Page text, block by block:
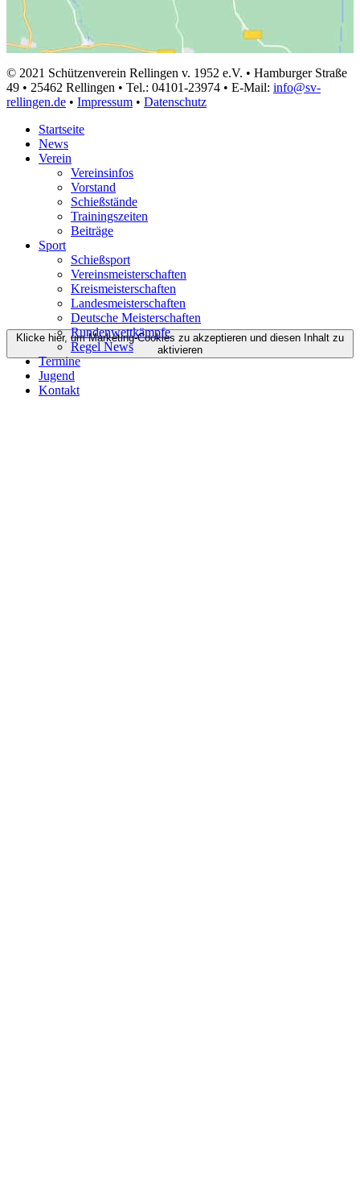
Klicke hier, um Marketing-Cookies zu akzeptieren und diesen Inhalt zu
aktivieren
© 2021 Schützenverein Rellingen v. 1952 e.V. • Hamburger Straße
49 • 25462 Rellingen • Tel.: 04101-23974 • E-Mail: info@sv-
rellingen.de • Impressum • Datenschutz
Startseite
News
Verein
Vereinsinfos
Vorstand
Schießstände
Trainingszeiten
Beiträge
Sport
Schießsport
Vereinsmeisterschaften
Kreismeisterschaften
Landesmeisterschaften
Deutsche Meisterschaften
Rundenwettkämpfe
Regel News
Termine
Jugend
Kontakt